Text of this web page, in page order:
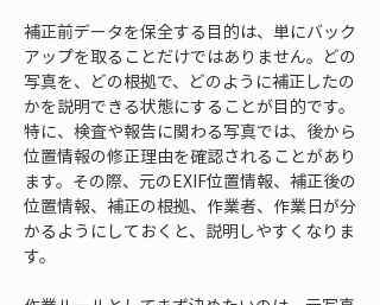
補正前データを保全する目的は、単にバック
アップを取ることだけではありません。どの
写真を、どの根拠で、どのように補正したの
かを説明できる状態にすることが目的です。
特に、検査や報告に関わる写真では、後から
位置情報の修正理由を確認されることがあり
ます。その際、元のEXIF位置情報、補正後の
位置情報、補正の根拠、作業者、作業日が分
かるようにしておくと、説明しやすくなりま
す。